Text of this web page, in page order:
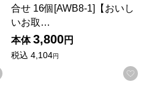
お気に入りに登録する
合せ 16個[AWB8-1]【おいし
いお取…
本体 3,800円
税込 4,104円